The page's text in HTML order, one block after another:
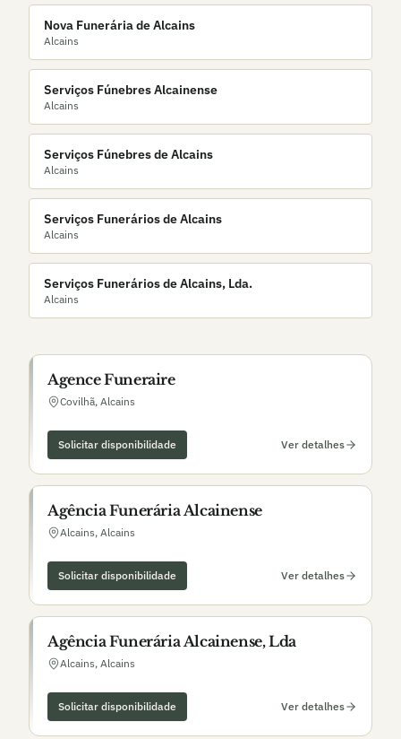
Nova Funerária de Alcains
Alcains
Serviços Fúnebres Alcainense
Alcains
Serviços Fúnebres de Alcains
Alcains
Serviços Funerários de Alcains
Alcains
Serviços Funerários de Alcains, Lda.
Alcains
Agence Funeraire
Covilhã, Alcains
Solicitar disponibilidade Ver detalhes
Agência Funerária Alcainense
Alcains, Alcains
Solicitar disponibilidade Ver detalhes
Agência Funerária Alcainense, Lda
Alcains, Alcains
Solicitar disponibilidade Ver detalhes